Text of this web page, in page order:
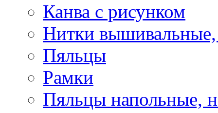
Канва с рисунком
Нитки
Пяльцы
Рамки
Пяльцы напольные,